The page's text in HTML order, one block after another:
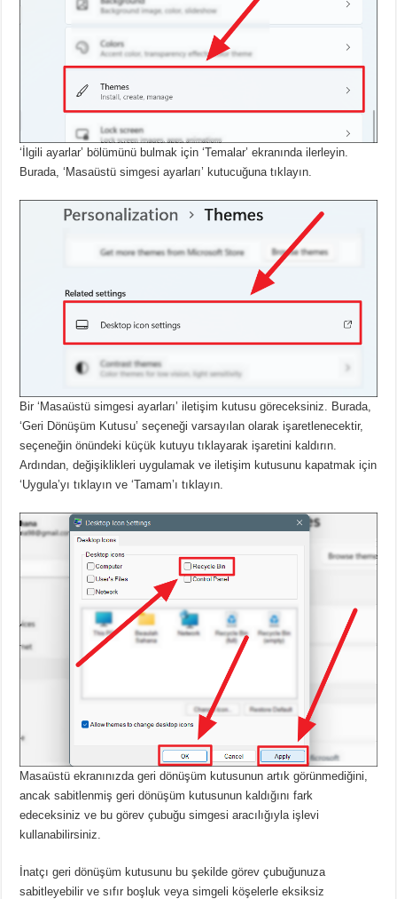
‘İlgili ayarlar’ bölümünü bulmak için ‘Temalar’ ekranında ilerleyin.
Burada, ‘Masaüstü simgesi ayarları’ kutucuğuna tıklayın.
Bir ‘Masaüstü simgesi ayarları’ iletişim kutusu göreceksiniz. Burada,
‘Geri Dönüşüm Kutusu’ seçeneği varsayılan olarak işaretlenecektir,
seçeneğin önündeki küçük kutuyu tıklayarak işaretini kaldırın.
Ardından, değişiklikleri uygulamak ve iletişim kutusunu kapatmak için
‘Uygula’yı tıklayın ve ‘Tamam’ı tıklayın.
Masaüstü ekranınızda geri dönüşüm kutusunun artık görünmediğini,
ancak sabitlenmiş geri dönüşüm kutusunun kaldığını fark
edeceksiniz ve bu görev çubuğu simgesi aracılığıyla işlevi
kullanabilirsiniz.
İnatçı geri dönüşüm kutusunu bu şekilde görev çubuğunuza
sabitleyebilir ve sıfır boşluk veya simgeli köşelerle eksiksiz